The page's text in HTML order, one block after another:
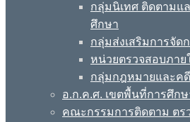
กลุ่มนิเทศ ติดตามแ
ศึกษา
กลุ่มส่งเสริมการจัด
หน่วยตรวจสอบภาย
กลุ่มกฎหมายและคดี
อ.ก.ค.ศ. เขตพื้นที่การศึกษ
คณะกรรมการติดตาม ตร